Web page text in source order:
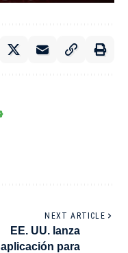
NEXT ARTICLE
EE. UU. lanza
aplicación para